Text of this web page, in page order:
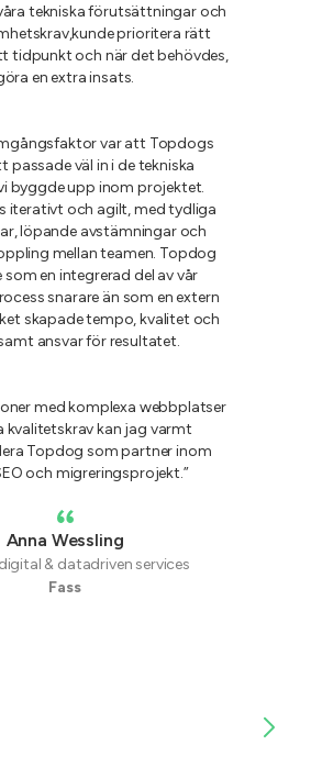
tekniska förutsättningar och
prioritera rätt
tidpunkt och när det behövdes,
en extra insats.
var att Topdogs
passade väl in i de tekniska
byggde upp inom projektet.
iterativt och agilt, med tydliga
löpande avstämningar och
mellan teamen. Topdog
som en integrerad del av vår
snarare än som en extern
skapade tempo, kvalitet och
ansvar för resultatet.
med komplexa webbplatser
kvalitetskrav kan jag varmt
Topdog som partner inom
och migreringsprojekt.”
Anna Wessling
& datadriven services
Fass